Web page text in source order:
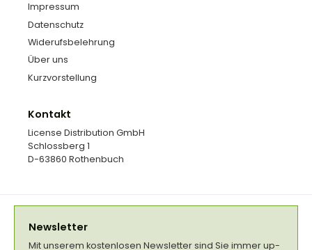
Impressum
Datenschutz
Widerufsbelehrung
Über uns
Kurzvorstellung
Kontakt
License Distribution GmbH
Schlossberg 1
D-63860 Rothenbuch
Newsletter
Mit unserem kostenlosen Newsletter sind Sie immer up-